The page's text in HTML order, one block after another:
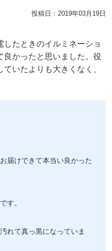
投稿日： 2019年03月19日
したときのイルミネーショ
良かったと思いました。役
いたよりも大きくなく、
届けできて本当い良かった
す。
れて真っ黒になっていま